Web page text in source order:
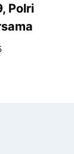
Polri